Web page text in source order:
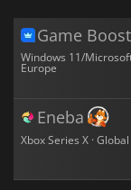
Game Boost
Windows 11/
Europe
Eneba
Xbox Series X · Global